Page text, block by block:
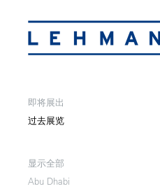
即将展出
过去展览
显示全部
Abu Dhabi